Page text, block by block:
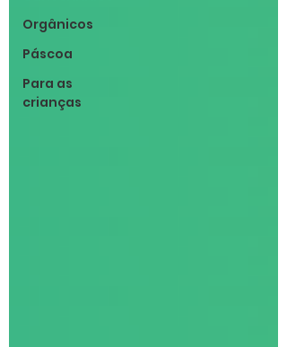
Orgânicos
Páscoa
Para as
crianças